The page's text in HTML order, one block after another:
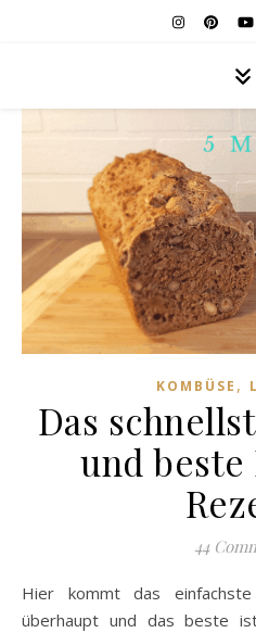
KOMBÜSE ,
Das
und
44
Hier kommt das einfachste und schnellste Nussbrot
überhaupt und das beste